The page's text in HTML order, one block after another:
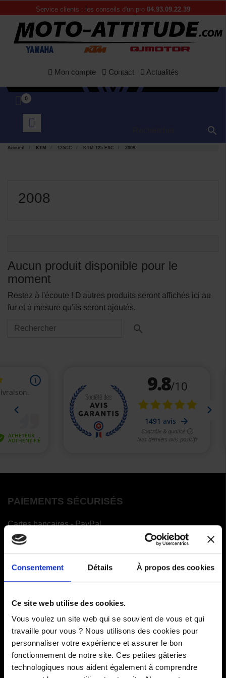
Consentement Détails À propos des cookies
Ce site web utilise des cookies.
Vous voulez un site web qui se souvient de vous et qui
travaille pour vous ? Nous utilisons des cookies pour
personnaliser votre expérience et assurer le bon
fonctionnement de notre site. Ces petites gâteries
technologiques nous aident également à comprendre
Service clients : les conseils d'un pro 04.93.09.22.39
Mon compte Contact Actualités
0

Accueil KTM 125CC KTM 125 EXC 2008
2008
Aucun produit disponible pour le
moment
Restez à l'écoute ! D'autres produits seront affichés ici au
fur et à mesure qu'ils seront ajoutés.

PAIEMENTS SÉCURISÉS
Cartes bancaires - PayPal
Paiement en 3 ou 4 fois
COMMANDES
Livraisons
Comment renvoyer des articles